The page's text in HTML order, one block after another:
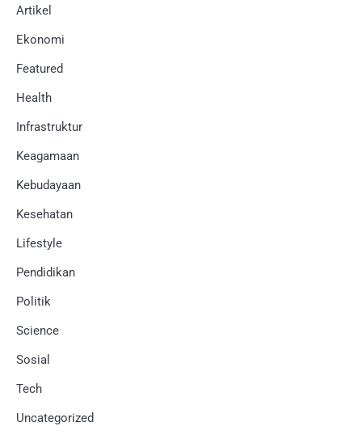
Artikel
Ekonomi
Featured
Health
Infrastruktur
Keagamaan
Kebudayaan
Kesehatan
Lifestyle
Pendidikan
Politik
Science
Sosial
Tech
Uncategorized